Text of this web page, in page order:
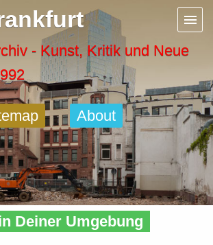
- Kunst, Kritik und Neue
About
Innenstadt
Deiner Umgebung
Diary